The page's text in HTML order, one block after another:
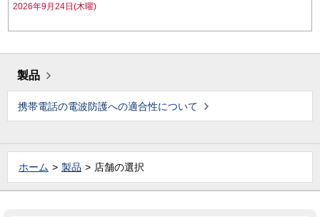
2026年9月24日(木曜)
製品
携帯電話の電波防護への適合性について
ホーム 製品 店舗の選択